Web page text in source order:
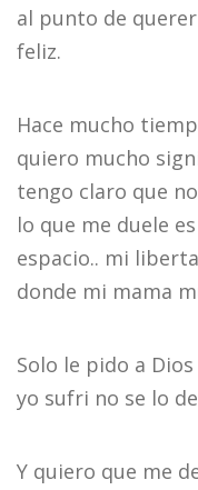
al punto de
feliz.
Hace mucho
quiero mucho
tengo claro que
lo que me duele
espacio.. mi
donde mi mama
Solo le pido a
yo sufri no se lo
Y quiero que me